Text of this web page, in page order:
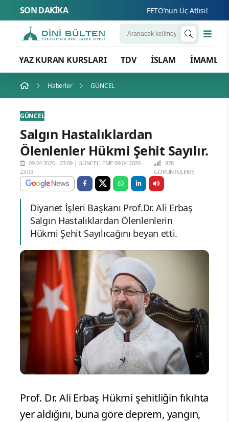
SON DAKİKA FETÖ’nün Üç Atlısı! Yeni
YAZ KURAN KURSLARI TDV İSLAM İMAMLAR
Haberler GÜNCEL
GÜNCEL
Salgın Hastalıklardan
Ölenlenler Hükmi Şehit Sayılır.
09.04.2020 - 23:09 |GÜNCELLEME:09.04.2020 -
23:09
828
GÖRÜNTÜLEME
Diyanet İşleri Başkanı Prof.Dr. Ali Erbaş
Salgın Hastalıklardan Ölenlenlerin
Hükmi Şehit Sayılıcağını beyan etti.
Prof. Dr. Ali Erbaş Hükmi şehitliğin fıkıhta
yer aldığını, buna göre deprem, yangın,